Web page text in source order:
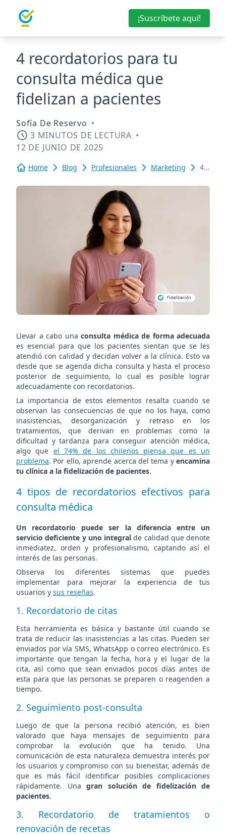
¡Suscríbete aquí!
4 recordatorios para tu
consulta médica que
fidelizan a pacientes
Sofía De Reservo •
3 MINUTOS DE LECTURA •
12 DE JUNIO DE 2025
Home Blog Profesionales Marketing
4
para
Llevar a cabo una consulta médica de forma adecuada
es esencial para que los pacientes sientan que se les
atendió con calidad y decidan volver a la clínica. Esto va
desde que se agenda dicha consulta y hasta el proceso
posterior de seguimiento, lo cual es posible lograr
adecuadamente con recordatorios.
La importancia de estos elementos resalta cuando se
observan las consecuencias de que no los haya, como
inasistencias, desorganización y retraso en los
tratamientos, que derivan en problemas como la
dificultad y tardanza para conseguir atención médica,
algo que el 74% de los chilenos piensa que es un
problema. Por ello, aprende acerca del tema y encamina
tu clínica a la fidelización de pacientes.
4 tipos de recordatorios efectivos para
consulta médica
Un recordatorio puede ser la diferencia entre un
servicio deficiente y uno integralde calidad que denote
inmediatez, orden y profesionalismo, captando así el
interés de las personas.
Observa los diferentes sistemas que puedes
implementar para mejorar la experiencia de tus
usuarios y sus reseñas.
1. Recordatorio de citas
Esta herramienta es básica y bastante útil cuando se
trata de reducir las inasistencias a las citas. Pueden ser
enviados por vía SMS, WhatsApp o correo electrónico. Es
importante que tengan la fecha, hora y el lugar de la
cita, así como que sean enviados pocos días antes de
esta para que las personas se preparen o reagenden a
tiempo.
2. Seguimiento post-consulta
Luego de que la persona recibió atención, es bien
valorado que haya mensajes de seguimiento para
comprobar la evolución que ha tenido. Una
comunicación de esta naturaleza demuestra interés por
los usuarios y compromiso con su bienestar, además de
que es más fácil identificar posibles complicaciones
rápidamente. Una gran solución de fidelización de
pacientes.
3. Recordatorio de tratamientos o
renovación de recetas